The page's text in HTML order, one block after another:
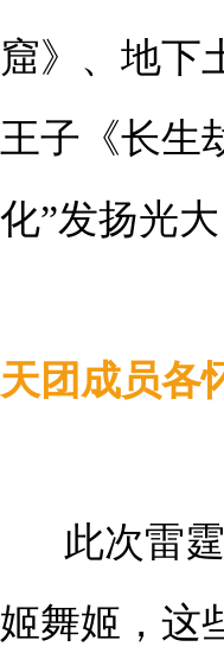
窟》、地下
王子《长生
化”发扬光大
天团成员各
此次雷
姬舞姬，这